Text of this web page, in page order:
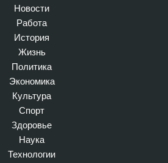
Новости
Работа
История
Жизнь
Политика
Экономика
Культура
Спорт
Здоровье
Наука
Технологии